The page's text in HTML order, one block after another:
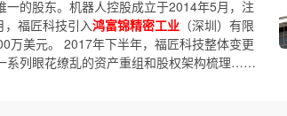
一的股东。机器人控股成立于2014年5月，注
福匠科技引入鸿富锦精密工业 （深圳）有限
万美元。 2017年下半年，福匠科技整体变更
系列眼花缭乱的资产重组和股权架构梳理……